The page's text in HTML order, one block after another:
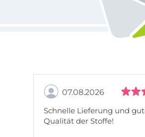
07.08.2026
Schnelle Lieferung und
Qualität der Stoffe!